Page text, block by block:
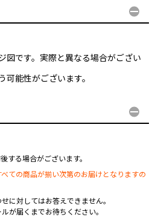
図です。実際と異なる場合がござい
能性がございます。
する場合がございます。
ての商品が揃い次第のお届けとなりますの
に対してはお答えできません。
が届くまでお待ちください。